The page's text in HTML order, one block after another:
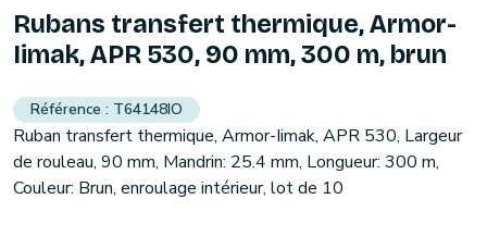
Rubans transfert thermique, Armor-
Iimak, APR 530, 90 mm, 300 m, brun
T64148IO
Ruban transfert thermique, Armor-Iimak, APR 530, Largeur
de rouleau, 90 mm, Mandrin: 25.4 mm, Longueur: 300 m,
Couleur: Brun, enroulage intérieur, lot de 10